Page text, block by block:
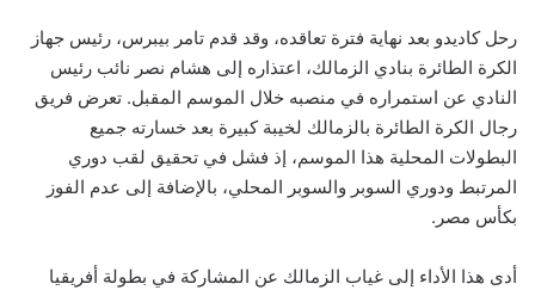
رحل كاديدو بعد نهاية فترة تعاقده، وقد قدم تامر بيبرس، رئيس جهاز
الكرة الطائرة بنادي الزمالك، اعتذاره إلى هشام نصر نائب رئيس
النادي عن استمراره في منصبه خلال الموسم المقبل. تعرض فريق
رجال الكرة الطائرة بالزمالك لخيبة كبيرة بعد خسارته جميع
البطولات المحلية هذا الموسم، إذ فشل في تحقيق لقب دوري
المرتبط ودوري السوبر والسوبر المحلي، بالإضافة إلى عدم الفوز
بكأس مصر.
أدى هذا الأداء إلى غياب الزمالك عن المشاركة في بطولة أفريقيا